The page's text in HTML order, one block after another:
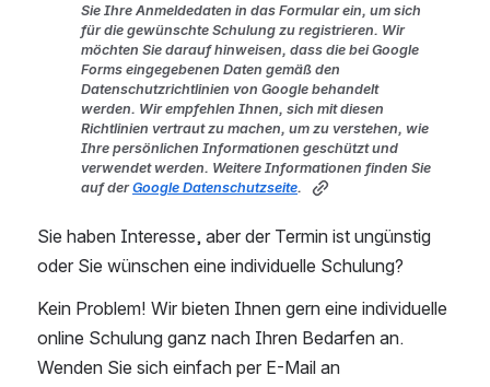
Sie Ihre Anmeldedaten in das Formular ein, um sich
für die gewünschte Schulung zu registrieren. Wir
möchten Sie darauf hinweisen, dass die bei Google
Forms eingegebenen Daten gemäß den
Datenschutzrichtlinien von Google behandelt
werden. Wir empfehlen Ihnen, sich mit diesen
Richtlinien vertraut zu machen, um zu verstehen, wie
Ihre persönlichen Informationen geschützt und
verwendet werden. Weitere Informationen finden Sie
auf der Google Datenschutzseite.
Sie haben Interesse, aber der Termin ist ungünstig
oder Sie wünschen eine individuelle Schulung?
Kein Problem! Wir bieten Ihnen gern eine individuelle
online Schulung ganz nach Ihren Bedarfen an.